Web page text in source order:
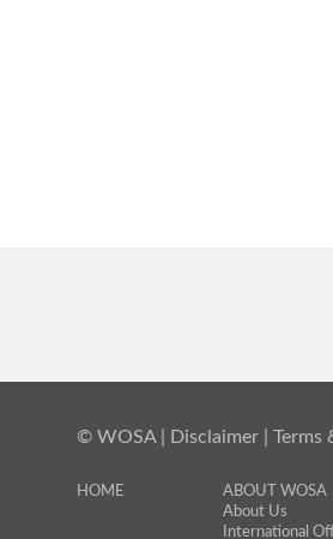
© WOSA | Disclaimer Terms
HOME
ABOUT WOSA
About Us
International